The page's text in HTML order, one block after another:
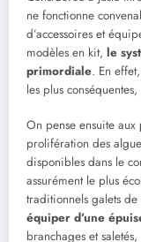
ne fonctionne
d’accessoires et
modèles en kit, le
primordiale. En
les plus
On pense ensuite aux
prolifération des
disponibles dans le
assurément le plus
traditionnels galets
équiper d’une
branchages et